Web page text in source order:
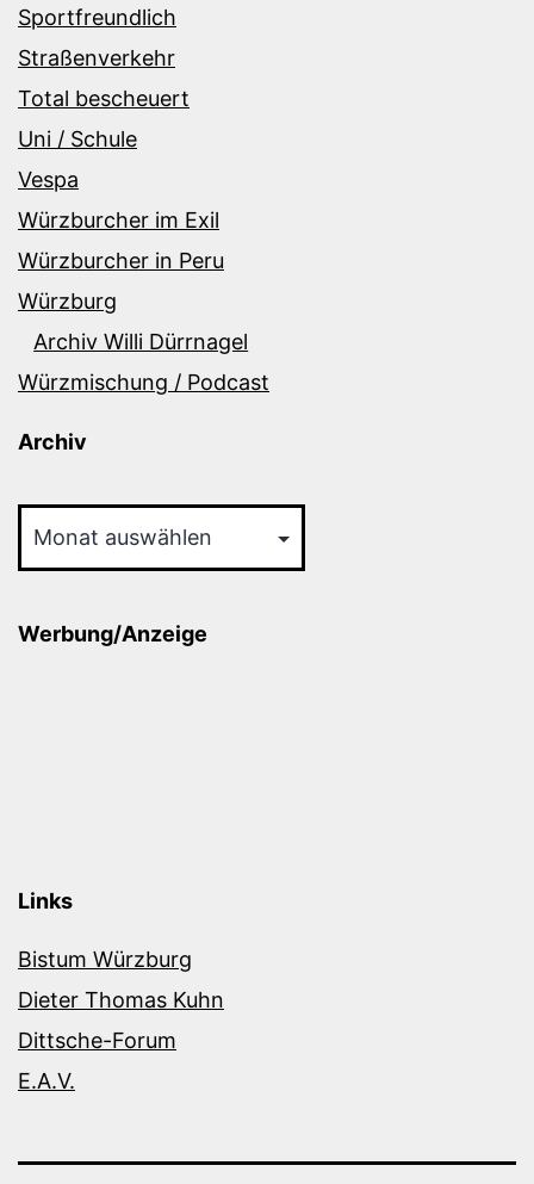
Sportfreundlich
Straßenverkehr
Total bescheuert
Uni / Schule
Vespa
Würzburcher im Exil
Würzburcher in Peru
Würzburg
Archiv Willi Dürrnagel
Würzmischung / Podcast
Archiv
Werbung/Anzeige
Links
Bistum Würzburg
Dieter Thomas Kuhn
Dittsche-Forum
E.A.V.